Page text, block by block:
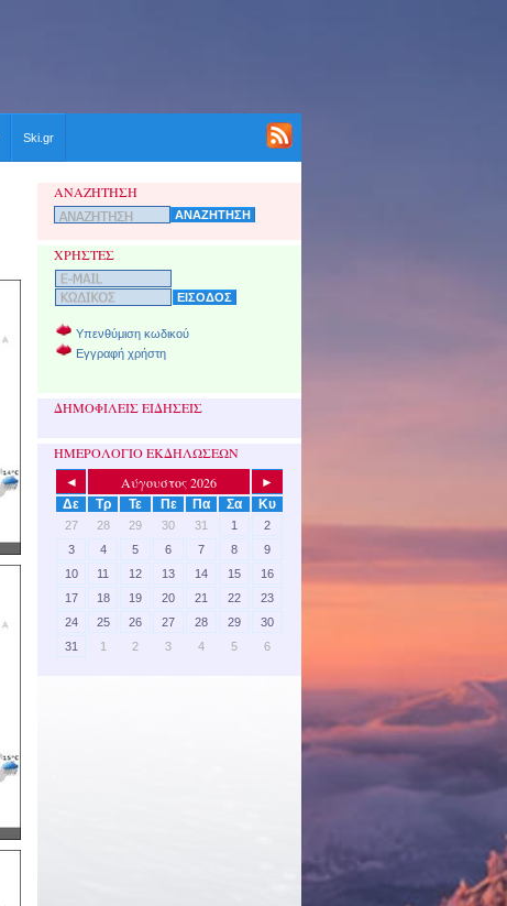
Ski.gr
ΑΝΑΖΗΤΗΣΗ
ΧΡΗΣΤΕΣ
Υπενθύμιση κωδικού
Εγγραφή χρήστη
ΔΗΜΟΦΙΛΕΙΣ ΕΙΔΗΣΕΙΣ
ΗΜΕΡΟΛΟΓΙΟ ΕΚΔΗΛΩΣΕΩΝ
◄ Αύγουστος 2026
►
Δε
Τρ Τε Πε Πα Σα Κυ
27 28 29 30 31 1
2
3
4 5 6 7 8
9
10
11 12 13 14 15
16
17
18 19 20 21 22
23
24
25 26 27 28 29
30
31
1 2 3 4 5 6